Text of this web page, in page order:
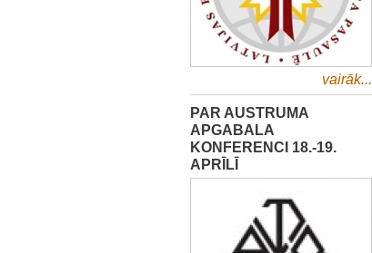
vairāk...
PAR AUSTRUMA
APGABALA
KONFERENCI 18.-19.
APRĪLĪ